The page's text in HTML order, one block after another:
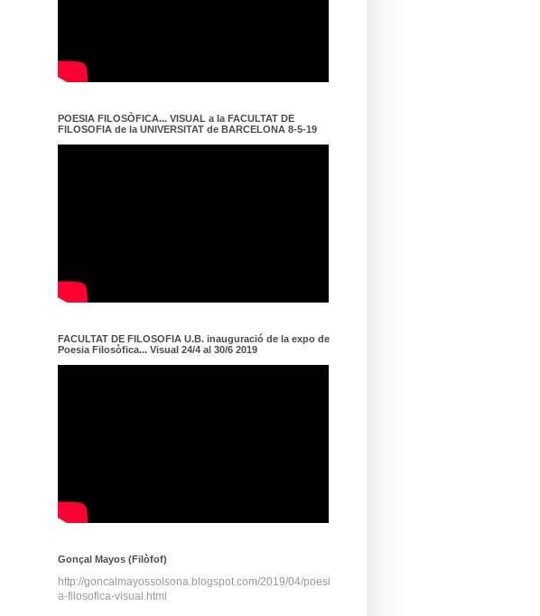
POESIA FILOSÒFICA... VISUAL a la FACULTAT DE
FILOSOFIA de la UNIVERSITAT de BARCELONA 8-5-19
FACULTAT DE FILOSOFIA U.B. inauguració de la expo de
Poesia Filosòfica... Visual 24/4 al 30/6 2019
Gonçal Mayos (Filòfof)
http://goncalmayossolsona.blogspot.com/2019/04/poesi
a-filosofica-visual.html